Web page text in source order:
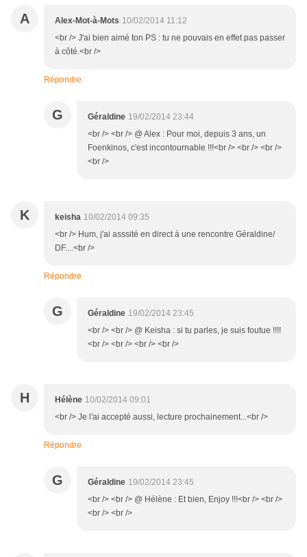
A Alex-Mot-à-Mots 10/02/2014 11:12
<br /> J'ai bien aimé ton PS : tu ne pouvais en effet pas passer
à côté.<br />
Répondre
G Géraldine 19/02/2014 23:44
<br /> <br /> @ Alex : Pour moi, depuis 3 ans, un
Foenkinos, c'est incontournable !!!<br /> <br /> <br />
<br />
K keisha 10/02/2014 09:35
<br /> Hum, j'ai asssité en direct à une rencontre Géraldine/
DF....<br />
Répondre
G Géraldine 19/02/2014 23:45
<br /> <br /> @ Keisha : si tu parles, je suis foutue !!!!
<br /> <br /> <br /> <br />
H Hélène 10/02/2014 09:01
<br /> Je l'ai accepté aussi, lecture prochainement...<br />
Répondre
G Géraldine 19/02/2014 23:45
<br /> <br /> @ Hélène : Et bien, Enjoy !!!<br /> <br />
<br /> <br />